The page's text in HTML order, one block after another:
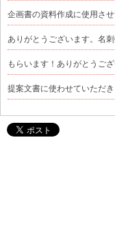
企画書の資料作成に使用さ
ありがとうございます。名
もらいます！ありがとうござ
提案文書に使わせていただき